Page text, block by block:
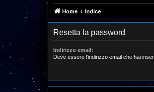
Home Indice
Resetta la password
Indirizzo email:
Deve essere l’indirizzo email che hai